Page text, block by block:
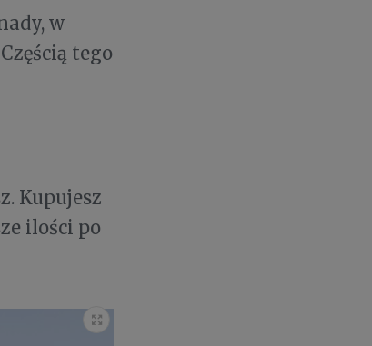
w
tego
Kupujesz
ilości po